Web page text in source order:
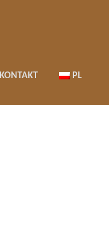
KONTAKT PL